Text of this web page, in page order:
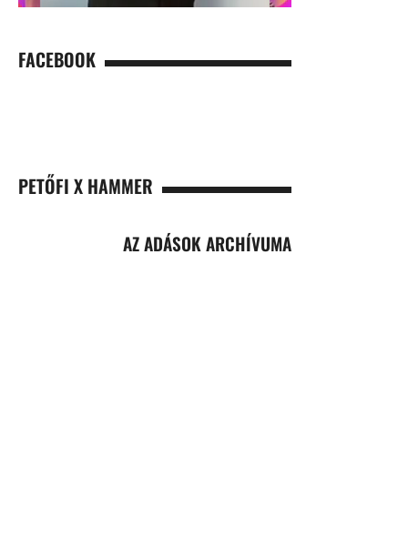
FACEBOOK
PETŐFI X HAMMER
AZ ADÁSOK ARCHÍVUMA